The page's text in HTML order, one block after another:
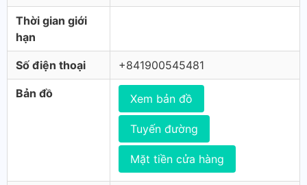
Thời gian giới
hạn
Số điện thoại +841900545481
Bản đồ Xem bản đồ
Tuyến đường
Mặt tiền cửa hàng